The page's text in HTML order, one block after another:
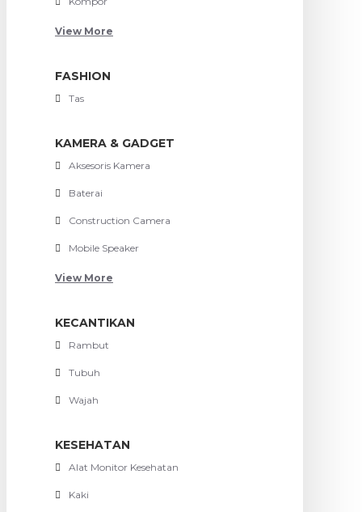
View More
FASHION
Tas
KAMERA & GADGET
Aksesoris Kamera
Baterai
Construction Camera
Mobile Speaker
View More
KECANTIKAN
Rambut
Tubuh
Wajah
KESEHATAN
Alat Monitor Kesehatan
Kaki